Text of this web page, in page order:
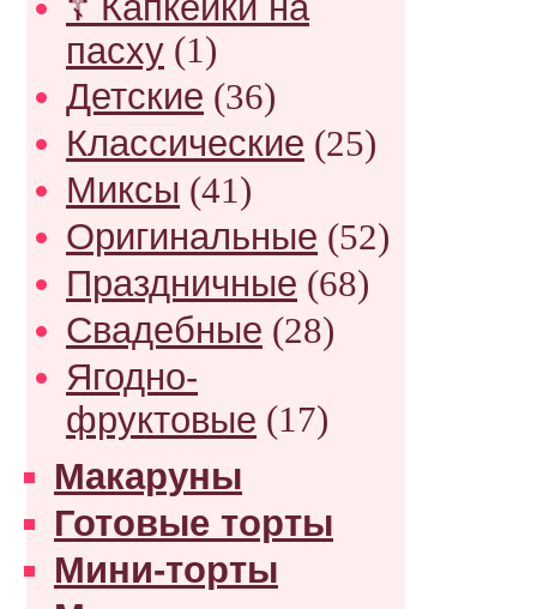
пасху (1)
Детские (36)
Классические (25)
Миксы (41)
Оригинальные (52)
Праздничные (68)
Свадебные (28)
Ягодно-
фруктовые (17)
Макаруны
Готовые торты
Мини-торты